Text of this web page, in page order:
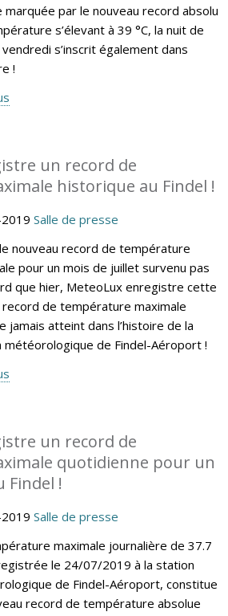
marquée par le nouveau record absolu
s’élevant à 39 °C, la nuit de
s’inscrit également dans
!
un record de
historique au Findel !
Salle de presse
nouveau record de température
pour un mois de juillet survenu pas
que hier, MeteoLux enregistre cette
record de température maximale
jamais atteint dans l’histoire de la
météorologique de Findel-Aéroport !
un record de
quotidienne pour un
Findel !
Salle de presse
maximale journalière de 37.7
le 24/07/2019 à la station
de Findel-Aéroport, constitue
record de température absolue